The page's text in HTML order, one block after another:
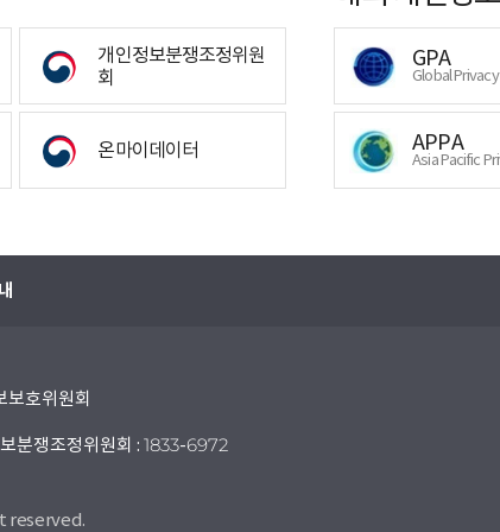
개인정보분쟁조정위원
회
온마이데이터
GPA
Global
APPA
Asia Pacific
보호위원회
분쟁조정위원회 : 1833-6972
reserved.